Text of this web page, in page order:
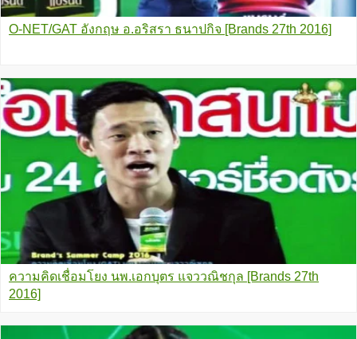
O-NET/GAT อังกฤษ อ.อริสรา ธนาปกิจ [Brands 27th 2016]
ความคิดเชื่อมโยง นพ.เอกบุตร แจววณิชกุล [Brands 27th
2016]